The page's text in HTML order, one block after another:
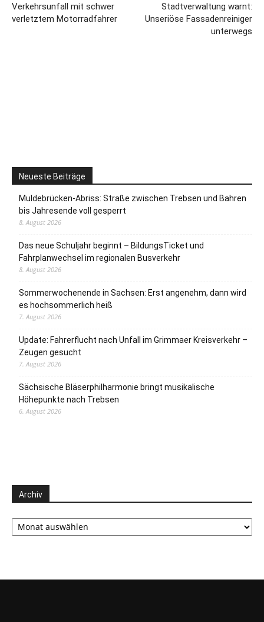
Verkehrsunfall mit schwer
verletztem Motorradfahrer
Stadtverwaltung warnt:
Unseriöse Fassadenreiniger
unterwegs
Neueste Beiträge
Muldebrücken-Abriss: Straße zwischen Trebsen und Bahren
bis Jahresende voll gesperrt
8. August 2026
Das neue Schuljahr beginnt – BildungsTicket und
Fahrplanwechsel im regionalen Busverkehr
8. August 2026
Sommerwochenende in Sachsen: Erst angenehm, dann wird
es hochsommerlich heiß
7. August 2026
Update: Fahrerflucht nach Unfall im Grimmaer Kreisverkehr –
Zeugen gesucht
7. August 2026
Sächsische Bläserphilharmonie bringt musikalische
Höhepunkte nach Trebsen
6. August 2026
Archiv
Archiv